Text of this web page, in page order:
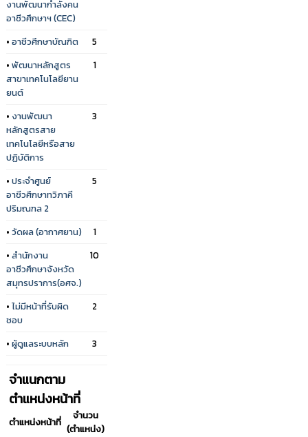
งานพัฒนากำลังคน
อาชีวศึกษาฯ (CEC)
• อาชีวศึกษาบัณฑิต
5
• พัฒนาหลักสูตร
สาขาเทคโนโลยียาน
ยนต์
1
• งานพัฒนา
หลักสูตรสาย
เทคโนโลยีหรือสาย
ปฏิบัติการ
3
• ประจำศูนย์
อาชีวศึกษาทวิภาคี
ปริมณฑล 2
5
• วัดผล (อากาศยาน)
1
• สำนักงาน
อาชีวศึกษาจังหวัด
สมุทรปราการ(อศจ.)
10
• ไม่มีหน้าที่รับผิด
ชอบ
2
• ผู้ดูแลระบบหลัก 3
จำแนกตาม
ตำแหน่งหน้าที่
ตำแหน่งหน้าที่
จำนวน
(ตำแหน่ง)